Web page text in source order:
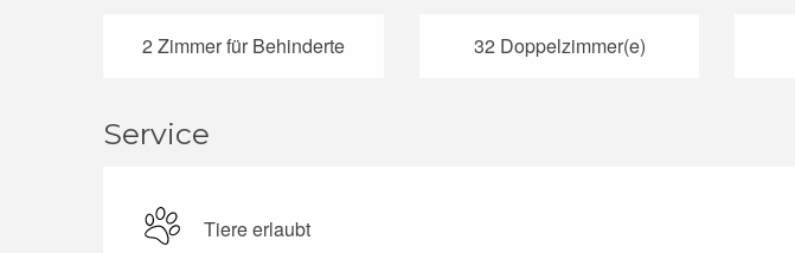
2 Zimmer für Behinderte 32 Doppelzimmer(e)
Service
Tiere erlaubt